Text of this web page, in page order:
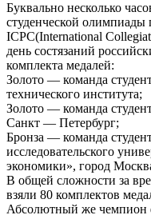
Буквально несколько
студенческой
ICPC(International
день состязаний
комплекта медалей:
Золото — команда
технического института;
Золото — команда
Санкт — Петербург;
Бронза — команда
исследовательского
экономики», город
В общей сложности за
взяли 80 комплектов
Абсолютный же чемпион